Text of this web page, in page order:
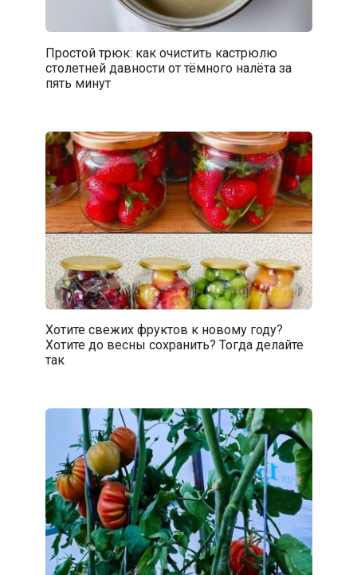
Простой трюк: как очистить кастрюлю
столетней давности от тёмного налёта за
пять минут
Хотите свежих фруктов к новому году?
Хотите до весны сохранить? Тогда делайте
так